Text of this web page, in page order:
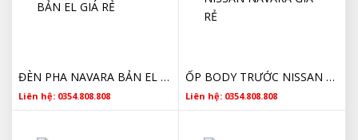
ĐÈN PHA NAVARA BẢN EL GIÁ RẺ
Liên hệ: 0354.808.808
ỐP BODY TRƯỚC NISSAN NAVARA GIÁ RẺ
Liên hệ: 0354.808.808